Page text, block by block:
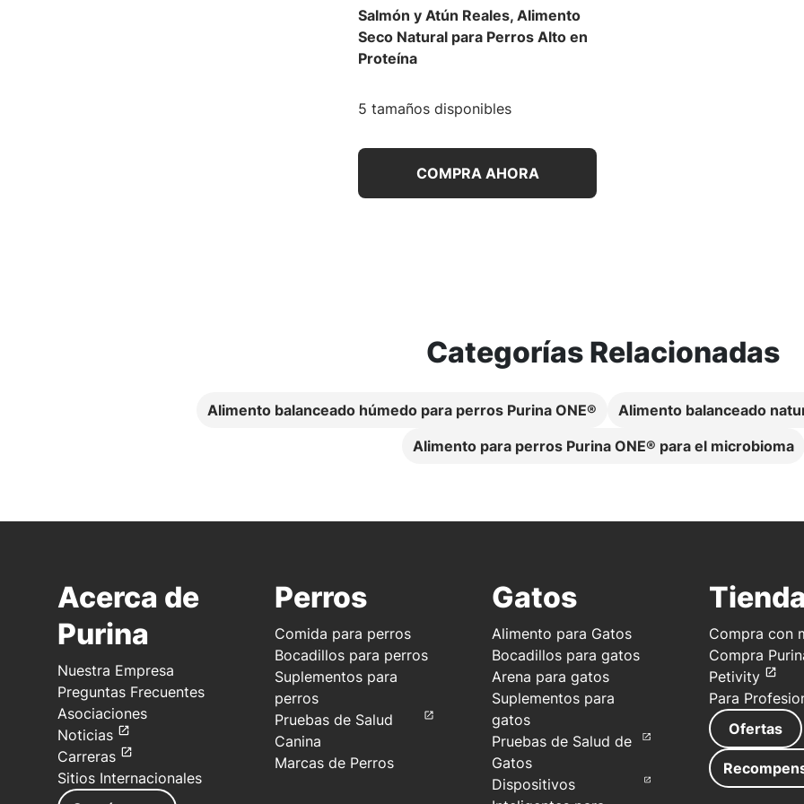
Salmón y Atún Reales, Alimento
Seco Natural para Perros Alto en
Proteína
5 tamaños disponibles
COMPRA AHORA
Categorías Relacionadas
Alimento balanceado húmedo para perros Purina ONE®
Alimento balanceado
Alimento para perros Purina ONE® para el microbioma
Acerca de
Purina
Nuestra Empresa
Preguntas Frecuentes
Asociaciones
Noticias
Carreras
Sitios Internacionales
Perros
Comida para perros
Bocadillos para perros
Suplementos para
perros
Pruebas de Salud
Canina
Marcas de Perros
Gatos
Alimento para Gatos
Bocadillos para gatos
Arena para gatos
Suplementos para
gatos
Pruebas de Salud de
Gatos
Dispositivos
Tienda
Compra con
Compra
Petivity
Para
Ofertas